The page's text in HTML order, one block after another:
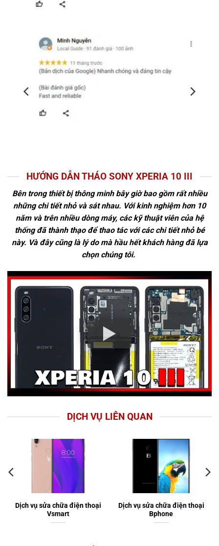
HƯỚNG DẪN THÁO SONY XPERIA 10 III
Bên trong thiết bị thông minh bây giờ bao gồm rất nhiều
những chi tiết nhỏ và sát nhau. Với kinh nghiệm hơn 10
năm và trên nhiều dòng máy, các kỹ thuật viên của hệ
thống đã thành thạo để thao tác với các chi tiết nhỏ bé
này. Và đây cũng là lý do mà hầu hết khách hàng đã lựa
chọn chúng tôi.
DỊCH VỤ LIÊN QUAN
Dịch vụ sửa chữa điện thoại
Vsmart
Dịch vụ sửa chữa điện thoại
Bphone